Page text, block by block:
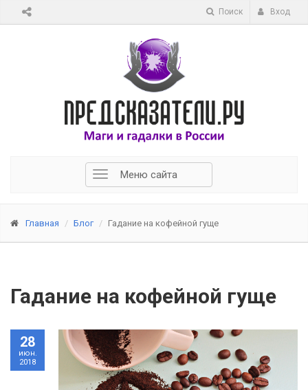
Поиск Вход
Меню сайта
Главная Блог Гадание на кофейной гуще
Гадание на кофейной гуще
28
июн.
2018